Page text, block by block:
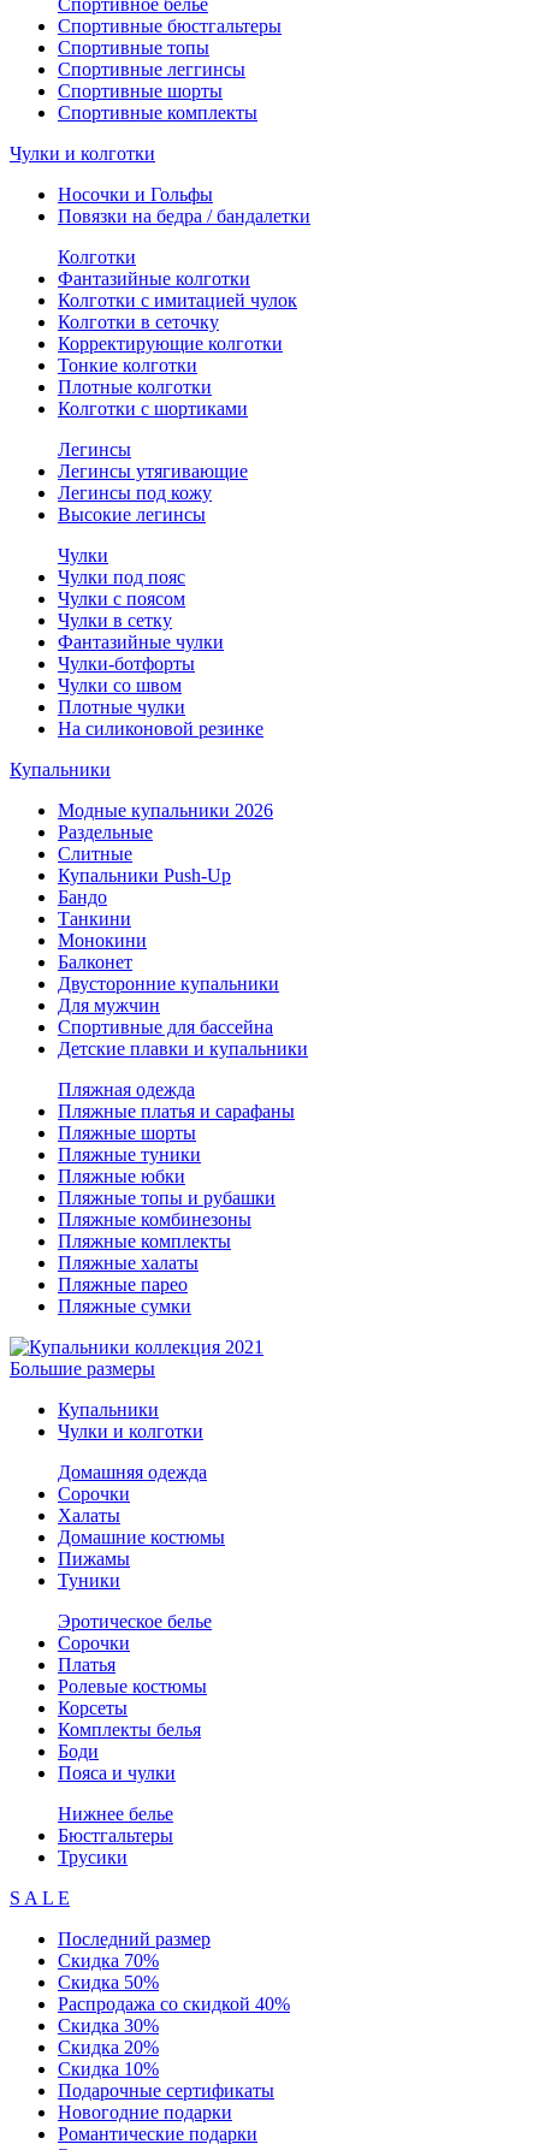
Спортивное белье
Спортивные бюстгальтеры
Спортивные топы
Спортивные леггинсы
Спортивные шорты
Спортивные комплекты
Чулки и колготки
Носочки и Гольфы
Повязки на бедра / бандалетки
Колготки
Фантазийные колготки
Колготки с имитацией чулок
Колготки в сеточку
Корректирующие колготки
Тонкие колготки
Плотные колготки
Колготки с шортиками
Легинсы
Легинсы утягивающие
Легинсы под кожу
Высокие легинсы
Чулки
Чулки под пояс
Чулки с поясом
Чулки в сетку
Фантазийные чулки
Чулки-ботфорты
Чулки со швом
Плотные чулки
На силиконовой резинке
Купальники
Модные купальники 2026
Раздельные
Слитные
Купальники Push-Up
Бандо
Танкини
Монокини
Балконет
Двусторонние купальники
Для мужчин
Спортивные для бассейна
Детские плавки и купальники
Пляжная одежда
Пляжные платья и сарафаны
Пляжные шорты
Пляжные туники
Пляжные юбки
Пляжные топы и рубашки
Пляжные комбинезоны
Пляжные комплекты
Пляжные халаты
Пляжные парео
Пляжные сумки
Большие размеры
Купальники
Чулки и колготки
Домашняя одежда
Сорочки
Халаты
Домашние костюмы
Пижамы
Туники
Эротическое белье
Сорочки
Платья
Ролевые костюмы
Корсеты
Комплекты белья
Боди
Пояса и чулки
Нижнее белье
Бюстгальтеры
Трусики
S A L E
Последний размер
Скидка 70%
Скидка 50%
Распродажа со скидкой 40%
Скидка 30%
Скидка 20%
Скидка 10%
Подарочные сертификаты
Новогодние подарки
Романтические подарки